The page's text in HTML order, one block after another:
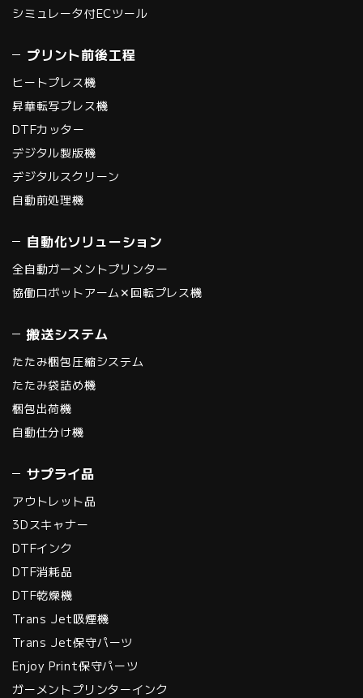
シミュレータ付ECツール
プリント前後工程
ヒートプレス機
昇華転写プレス機
DTFカッター
デジタル製版機
デジタルスクリーン
自動前処理機
自動化ソリューション
全自動ガーメントプリンター
協働ロボットアーム✕回転プレス機
搬送システム
たたみ梱包圧縮システム
たたみ袋詰め機
梱包出荷機
自動仕分け機
サプライ品
アウトレット品
3Dスキャナー
DTFインク
DTF消耗品
DTF乾燥機
Trans Jet吸煙機
Trans Jet保守パーツ
Enjoy Print保守パーツ
ガーメントプリンターインク